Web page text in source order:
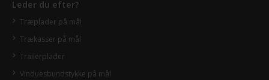
Leder du efter?
Træplader på mål
Trækasser på mål
Trailerplader
Vinduesbundstykke på mål